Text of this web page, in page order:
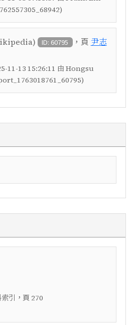
ID: 60795 ，頁 尹志
11-13 15:26:11 由 Hongsu
引 ，頁 270